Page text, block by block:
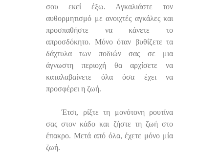
σου εκεί έξω. Αγκαλιάστε τον
αυθορμητισμό με ανοιχτές αγκάλες και
προσπαθήστε να κάνετε το
απροσδόκητο. Μόνο όταν βυθίζετε τα
δάχτυλα των ποδιών σας σε μια
άγνωστη περιοχή θα αρχίσετε να
καταλαβαίνετε όλα όσα έχει να
προσφέρει η ζωή.
Έτσι, ρίξτε τη μονότονη ρουτίνα
σας στον κάδο και ζήστε τη ζωή στο
έπακρο. Μετά από όλα, έχετε μόνο μία
ζωή.